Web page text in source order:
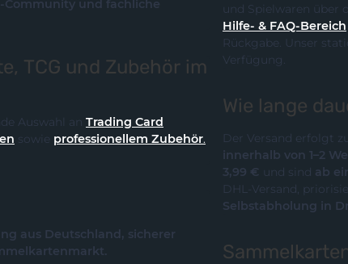
TCG und Zubehör im
Auswahl an Trading Card
sowie professionellem Zubehör.
aus Deutschland, sicherer
und Spielwaren
Hilfe- & FAQ-Bereich
Rückgabe. Unser
Verfügung.
Wie lange
Der Versand erfolgt
innerhalb von 1–2
3,99 € und sind ab
DHL-Versand,
Selbstabholung in